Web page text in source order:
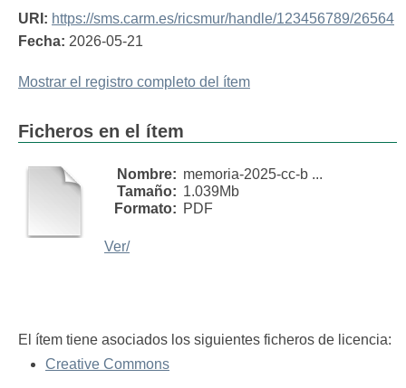
URI: https://sms.carm.es/ricsmur/handle/123456789/26564
Fecha: 2026-05-21
Mostrar el registro completo del ítem
Ficheros en el ítem
Nombre: memoria-2025-cc-b ...
Tamaño: 1.039Mb
Formato: PDF
Ver/
El ítem tiene asociados los siguientes ficheros de licencia:
Creative Commons